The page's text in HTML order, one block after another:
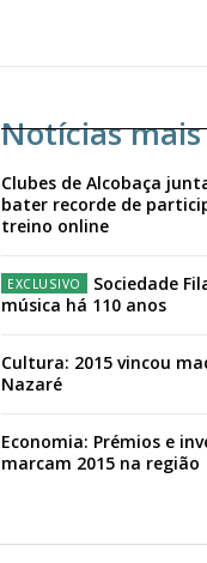
Notícias
Clubes de Alcobaça
bater recorde de
treino online
Sociedade
música há 110 anos
Cultura: 2015 vincou
Nazaré
Economia: Prémios e
marcam 2015 na região